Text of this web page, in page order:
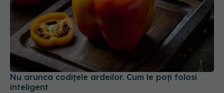
Nu arunca codițele ardeilor. Cum le poți folosi
inteligent